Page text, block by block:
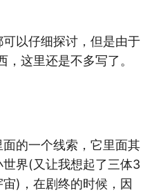
以仔细探讨，但是由于
这里还是不多写了。
的一个线索，它里面其
界(又让我想起了三体3
)，在剧终的时候，因